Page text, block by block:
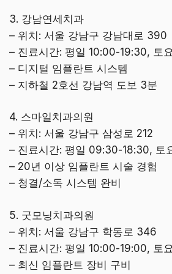
3. 강남연세치과
– 위치: 서울 강남구 강남대로 390
– 진료시간: 평일 10:00-19:30, 토
– 디지털 임플란트 시스템
– 지하철 2호선 강남역 도보 3분
4. 스마일치과의원
– 위치: 서울 강남구 삼성로 212
– 진료시간: 평일 09:30-18:30, 토
– 20년 이상 임플란트 시술 경험
– 청결/소독 시스템 완비
5. 굿모닝치과의원
– 위치: 서울 강남구 학동로 346
– 진료시간: 평일 10:00-19:00, 토
– 최신 임플란트 장비 구비